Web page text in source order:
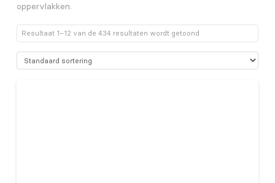
oppervlakken.
Resultaat 1–12 van de 434 resultaten wordt getoond